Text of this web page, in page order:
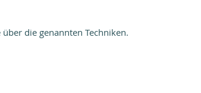
die genannten Techniken.